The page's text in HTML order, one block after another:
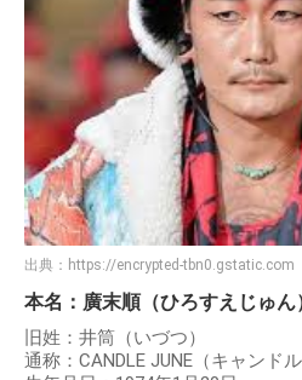
出典： https://encrypted-tbn0.gstatic.com
本名：廣末順（ひろすえじゅん
旧姓：井筒（いづつ）
通称：CANDLE JUNE（キャンド